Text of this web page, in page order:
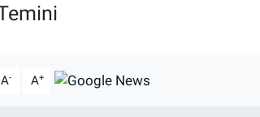
A- A+